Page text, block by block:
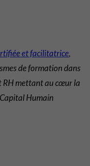
et facilitatrice,
de formation dans
RH mettant au cœur la
Humain